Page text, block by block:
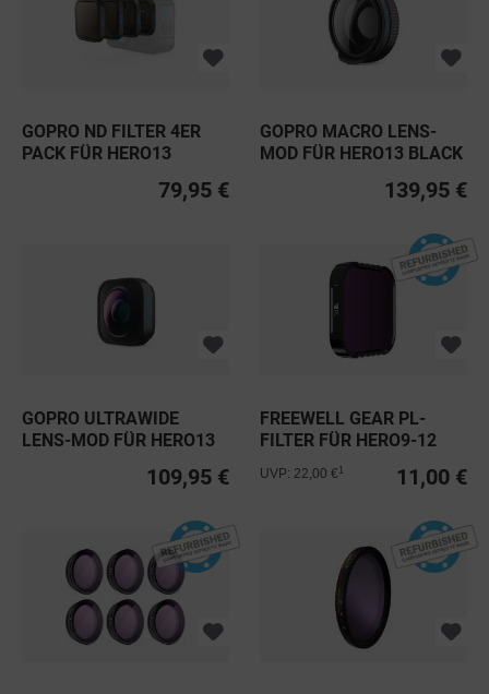
GOPRO ND FILTER 4ER
PACK FÜR HERO13
79,95 €
GOPRO MACRO LENS-
MOD FÜR HERO13 BLACK
139,95 €
GOPRO ULTRAWIDE
LENS-MOD FÜR HERO13
109,95 €
FREEWELL GEAR PL-
FILTER FÜR HERO9-12
11,00 €
UVP: 22,00 €